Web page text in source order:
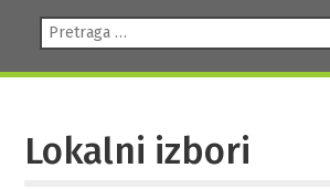
Pretraga:
Lokalni izbori